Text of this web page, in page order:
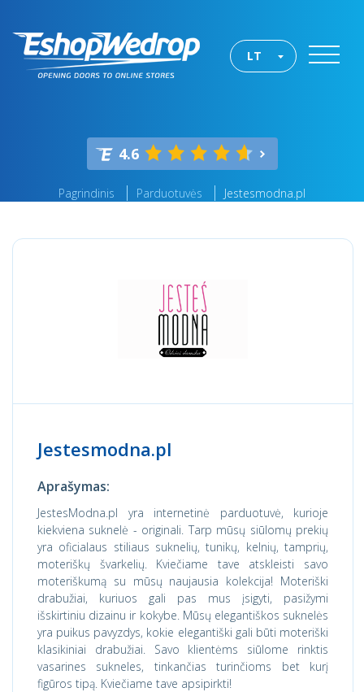
LT
4.6
Pagrindinis Parduotuvės Jestesmodna.pl
Jestesmodna.pl
Aprašymas:
JestesModna.pl yra internetinė parduotuvė, kurioje
kiekviena suknelė - originali. Tarp mūsų siūlomų prekių
yra oficialaus stiliaus suknelių, tunikų, kelnių, tamprių,
moteriškų švarkelių. Kviečiame tave atskleisti savo
moteriškumą su mūsų naujausia kolekcija! Moteriški
drabužiai, kuriuos gali pas mus įsigyti, pasižymi
išskirtiniu dizainu ir kokybe. Mūsų elegantiškos suknelės
yra puikus pavyzdys, kokie elegantiški gali būti moteriški
klasikiniai drabužiai. Savo klientėms siūlome rinktis
vasarines sukneles, tinkančias turinčioms bet kurį
figūros tipą. Kviečiame tave apsipirkti!